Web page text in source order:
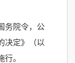
务院令，公
决定》（以
。